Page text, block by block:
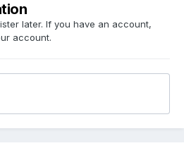
later. If you have an account,
account.